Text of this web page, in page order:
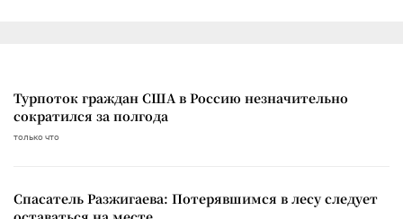
Турпоток граждан США в Россию незначительно
сократился за полгода
только что
Спасатель Разжигаева: Потерявшимся в лесу следует